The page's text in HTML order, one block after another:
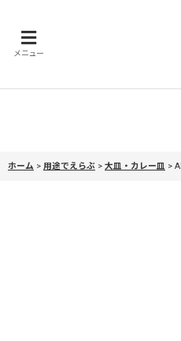
メニュー
ホーム > 用途でえらぶ > 大皿・カレー皿 >